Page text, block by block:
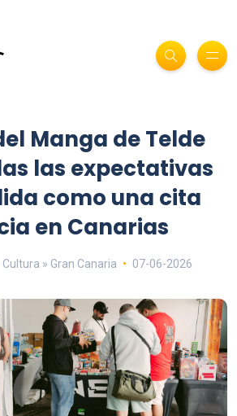
Manga de Telde
las expectativas
como una cita
en Canarias
Cultura » Gran Canaria 07-06-2026